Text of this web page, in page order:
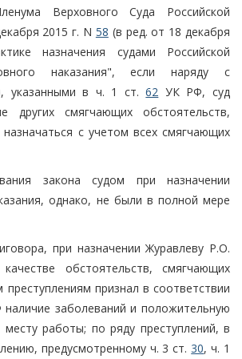
Верховного Суда Российской
2015 г. N 58 (в ред. от 18 декабря
назначения судами Российской
наказания", если наряду с
указанными в ч. 1 ст.62 УК РФ, суд
других смягчающих обстоятельств,
с учетом всех смягчающих
закона судом при назначении
однако, не были в полной мере
при назначении Журавлеву Р.О.
обстоятельств, смягчающих
преступлениям признал в соответствии
заболеваний и положительную
месту работы; по ряду преступлений, в
предусмотренному ч. 3 ст.30, ч. 1